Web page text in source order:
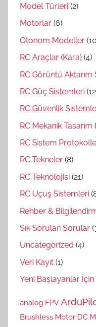
Model Türleri (2)
Motorlar (6)
Otonom Modeller
RC Araçlar (Kara) (4)
RC Görüntü Aktarım
RC Güç Sistemleri
RC Güvenlik
RC Mekanik Tasarım
RC Sistem
RC Tekneler (8)
RC Teknolojisi (21)
RC Uçuş Sistemleri
Rehber &
Sık Sorulan Sorular
Uncategorized (4)
Veri Kayıt (1)
Yeni Başlayanlar İçin
analog FPV
Brushless Motor DC